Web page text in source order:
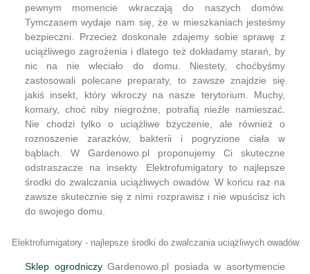
pewnym momencie wkraczają do naszych domów.
Tymczasem wydaje nam się, że w mieszkaniach jesteśmy
bezpieczni. Przecież doskonale zdajemy sobie sprawę z
uciążliwego zagrożenia i dlatego też dokładamy starań, by
nic na nie wleciało do domu. Niestety, choćbyśmy
zastosowali polecane preparaty, to zawsze znajdzie się
jakiś insekt, który wkroczy na nasze terytorium. Muchy,
komary, choć niby niegroźne, potrafią nieźle namieszać.
Nie chodzi tylko o uciążliwe bzyczenie, ale również o
roznoszenie zarazków, bakterii i pogryzione ciała w
bąblach. W Gardenowo.pl proponujemy Ci skuteczne
odstraszacze na insekty. Elektrofumigatory to najlepsze
środki do zwalczania uciążliwych owadów. W końcu raz na
zawsze skutecznie się z nimi rozprawisz i nie wpuścisz ich
do swojego domu.
Elektrofumigatory - najlepsze środki do zwalczania uciążliwych owadów
Sklep ogrodniczyGardenowo.pl posiada w asortymencie